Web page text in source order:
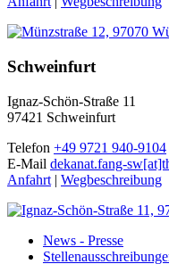
Schweinfurt
Ignaz-Schön-Straße 11
97421 Schweinfurt
Telefon +49 9721 940-9104
E-Mail dekanat.fang-
Anfahrt | Wegbeschreibung
News - Presse